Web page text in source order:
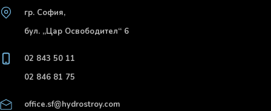
гр. София,
бул. „Цар Освободител“ 6
02 843 50 11
02 846 81 75
office.sf@hydrostroy.com